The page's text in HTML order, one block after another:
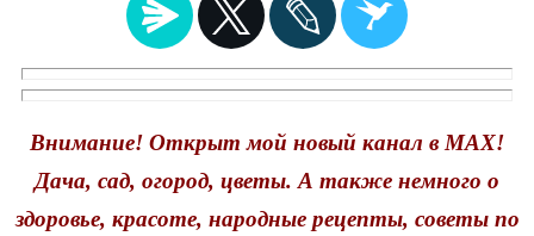
Внимание! Открыт мой новый канал в MAX!
Дача, сад, огород, цветы. А также немного о
здоровье, красоте, народные рецепты, советы по